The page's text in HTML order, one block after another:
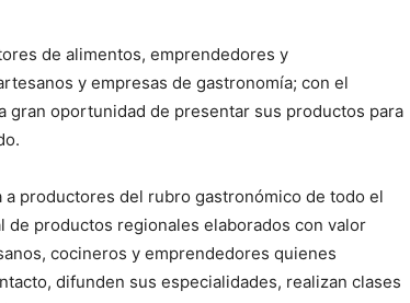
de alimentos, emprendedores y
y empresas de gastronomía; con el
gran oportunidad de presentar sus productos para
productores del rubro gastronómico de todo el
de productos regionales elaborados con valor
cocineros y emprendedores quienes
difunden sus especialidades, realizan clases